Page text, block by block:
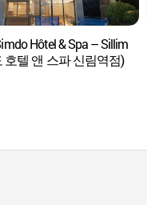
Hôtel & Spa – Sillim
호텔 앤 스파 신림역점)